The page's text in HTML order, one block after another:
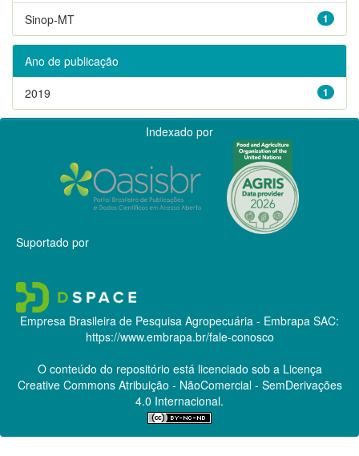
1
Sinop-MT
Ano de publicação
1
2019
Indexado por
Suportado por
Empresa Brasileira de Pesquisa Agropecuária - Embrapa SAC:
https://www.embrapa.br/fale-conosco
O conteúdo do repositório está licenciado sob a Licença
Creative CommonsAtribuição - NãoComercial - SemDerivações
4.0 Internacional.